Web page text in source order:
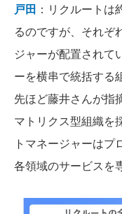
戸田 ：リクルート
るのですが、それぞ
ジャーが配置されて
ーを横串で統括する
先ほど藤井さんが指
マトリクス型組織を
トマネージャーはプ
各領域のサービスを